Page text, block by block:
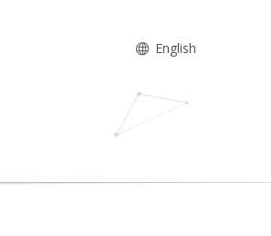
English